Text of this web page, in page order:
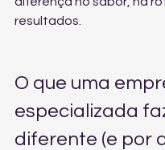
resultados.
O que uma
especializada
diferente (e por